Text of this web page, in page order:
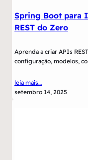
Spring Boot para
REST do Zero
Aprenda a criar APIs
configuração, modelos,
leia mais…
setembro 14, 2025